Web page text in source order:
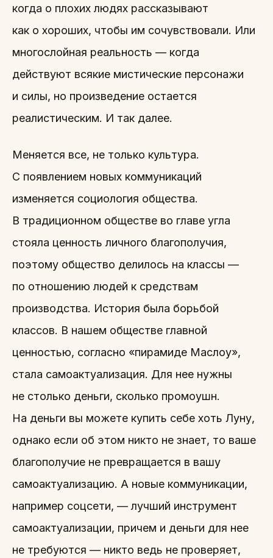
когда о плохих людях рассказывают
как о хороших, чтобы им сочувствовали. Или
многослойная реальность — когда
действуют всякие мистические персонажи
и силы, но произведение остается
реалистическим. И так далее.
Меняется все, не только культура.
С появлением новых коммуникаций
изменяется социология общества.
В традиционном обществе во главе угла
стояла ценность личного благополучия,
поэтому общество делилось на классы —
по отношению людей к средствам
производства. История была борьбой
классов. В нашем обществе главной
ценностью, согласно «пирамиде Маслоу»,
стала самоактуализация. Для нее нужны
не столько деньги, сколько промоушн.
На деньги вы можете купить себе хоть Луну,
однако если об этом никто не знает, то ваше
благополучие не превращается в вашу
самоактуализацию. А новые коммуникации,
например соцсети, — лучший инструмент
самоактуализации, причем и деньги для нее
не требуются — никто ведь не проверяет,